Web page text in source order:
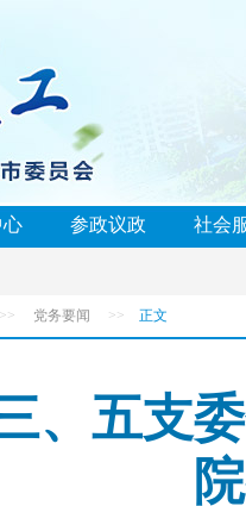
心 参政议政 社会
党务要闻 >> 正文
、五支